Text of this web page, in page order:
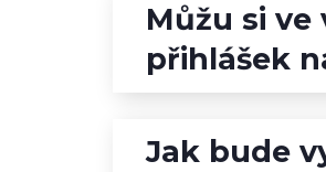
Můžu si
přihlášek
Jak bude